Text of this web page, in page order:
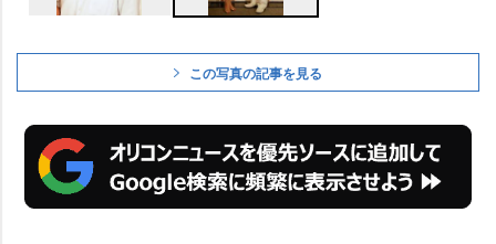
この写真の記事を見る